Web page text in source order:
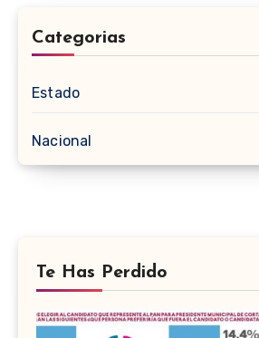
Categorias
Estado
Nacional
Te Has Perdido